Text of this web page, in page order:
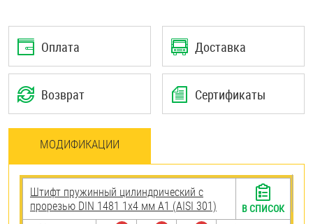
Оплата Доставка
Возврат Сертификаты
МОДИФИКАЦИИ
Штифт пружинный цилиндрический с
прорезью DIN 1481 1х4 мм А1 (AISI 301)
В СПИСОК